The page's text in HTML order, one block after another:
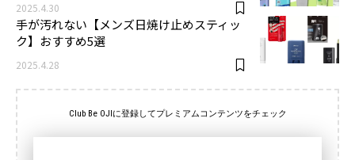
2025.4.30
手が汚れない【メンズ日焼け止めスティッ
ク】おすすめ5選
2025.4.28
Club Be OJIに登録してプレミアムコンテンツをチェック